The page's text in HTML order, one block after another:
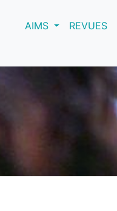
AIMS(current)REVUES